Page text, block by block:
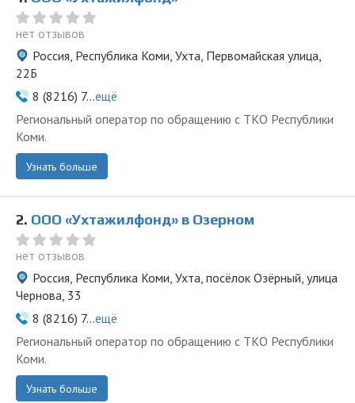
нет отзывов
Россия, Республика Коми, Ухта, Первомайская улица,
22Б
8 (8216) 7...ещё
Региональный оператор по обращению с ТКО Республики
Коми.
Узнать больше
2. ООО «Ухтажилфонд» в Озерном
нет отзывов
Россия, Республика Коми, Ухта, посёлок Озёрный, улица
Чернова, 33
8 (8216) 7...ещё
Региональный оператор по обращению с ТКО Республики
Коми.
Узнать больше